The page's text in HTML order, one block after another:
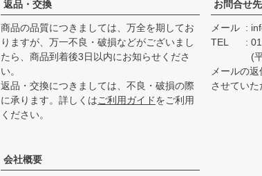
返品・交換
商品の品質につきましては、万全を期してお
りますが、万一不良・破損などがございまし
たら、商品到着後3日以内にお知らせくださ
い。
返品・交換につきましては、不良・破損の際
に承ります。詳しくはご利用ガイドをご利用
ください。
お問合せ先
メール
TEL
(
メールの
させていた
会社概要